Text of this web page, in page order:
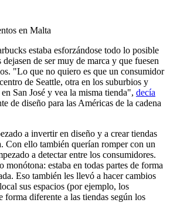
en Malta
estaba esforzándose todo lo posible
dejasen de ser muy de marca y que fuesen
"Lo que no quiero es que un consumidor
de Seattle, otra en los suburbios y
San José y vea la misma tienda", decía
de diseño para las Américas de la cadena
a invertir en diseño y a crear tiendas
Con ello también querían romper con un
a detectar entre los consumidores.
monótona: estaba en todas partes de forma
Eso también les llevó a hacer cambios
sus espacios (por ejemplo, los
forma diferente a las tiendas según los